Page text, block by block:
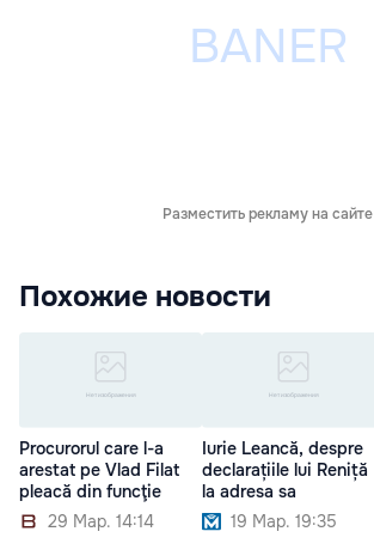
Разместить рекламу на сайте
Похожие новости
Procurorul care l-a
arestat pe Vlad Filat
pleacă din funcţie
29 Мар. 14:14
Iurie Leancă, despre
declarațiile lui Reniță
la adresa sa
19 Мар. 19:35